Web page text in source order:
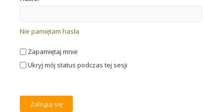
Nie pamiętam hasła
Zapamiętaj mnie
Ukryj mój status podczas tej sesji